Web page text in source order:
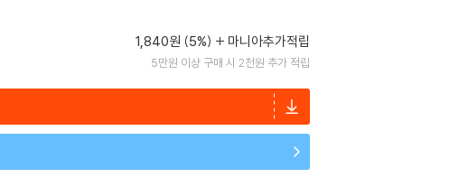
1,840원 (5%) 마니아추가적립
5만원 이상 구매 시 2천원 추가 적립